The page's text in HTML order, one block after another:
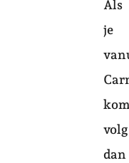
Als
je
volg
dan